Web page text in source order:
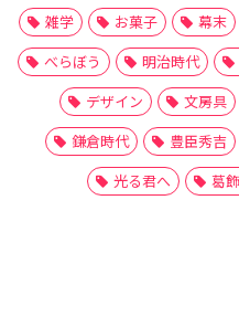
雑学
お菓子 幕末
べらぼう
明治時代
デザイン
文房具
鎌倉時代
豊臣秀吉
光る君へ
葛